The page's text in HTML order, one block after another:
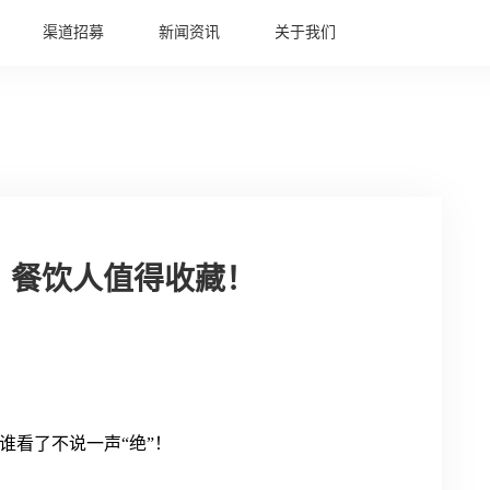
渠道招募 新闻资讯 关于我们
饮人值得收藏！
看了不说一声“绝”！